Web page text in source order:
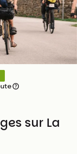
sur La